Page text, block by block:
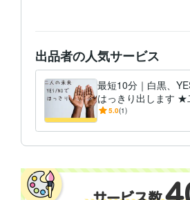
出品者の人気サービス
最短10分｜白黒、
はっきり出します ★
未来にはっきりと白
5.0(1)